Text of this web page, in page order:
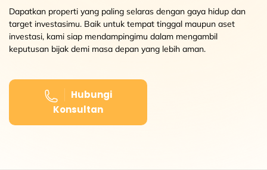
Dapatkan properti yang paling selaras dengan gaya hidup dan
target investasimu. Baik untuk tempat tinggal maupun aset
investasi, kami siap mendampingimu dalam mengambil
keputusan bijak demi masa depan yang lebih aman.
Hubungi
Konsultan